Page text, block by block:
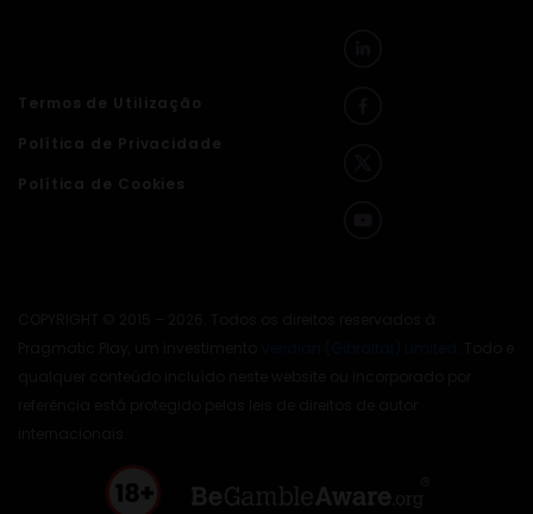
Termos de Utilização
Política de Privacidade
Política de Cookies